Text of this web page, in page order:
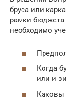
бруса или
рамки бюджета
необходимо
Когда
или и
Каковы